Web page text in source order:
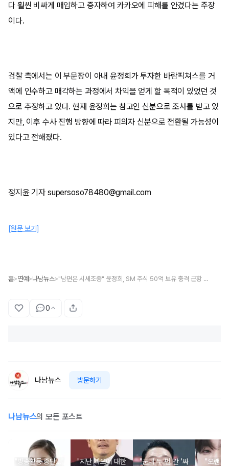
다 훨씬 비싸게 매입하고 증자하여 카카오에 피해를 안겼다는 주장
이다.
검찰 측에서는 이 부문장이 아내 윤정희가 투자한 바람픽쳐스를 거
액에 인수하고 매각하는 과정에서 차익을 얻게 할 목적이 있었던 것
으로 추정하고 있다. 현재 윤정희는 참고인 신분으로 조사를 받고 있
지만, 이후 수사 진행 방향에 따라 피의자 신분으로 전환될 가능성이
있다고 전해졌다.
정지윤 기자 supersoso78480@gmail.com
[원문 보기]
홈>연예 >나남뉴스> "남편은 시세조종" 윤정희, SM 주식 50억 보유 충격 근황 무슨 일?
0
나남뉴스 방문하기
나남뉴스의 모든 포스트
"방송활동 중단…"
"지난 과오에 대한
"군대 두 번 간 '싸
"오랜